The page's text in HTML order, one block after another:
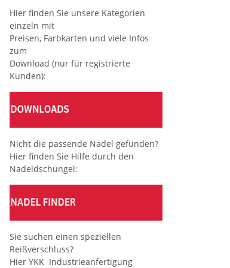
Hier finden Sie unsere Kategorien
einzeln mit
Preisen, Farbkarten und viele Infos
zum
Download (nur für registrierte
Kunden):
Nicht die passende Nadel gefunden?
Hier finden Sie Hilfe durch den
Nadeldschungel:
Sie suchen einen speziellen
Reißverschluss?
Hier YKK Industrieanfertigung